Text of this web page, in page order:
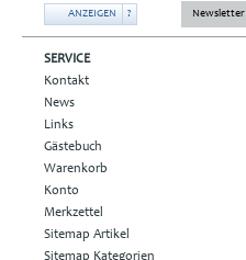
ANZEIGEN ? Newsletter
SERVICE
Kontakt
News
Links
Gästebuch
Warenkorb
Konto
Merkzettel
Sitemap Artikel
Sitemap Kategorien